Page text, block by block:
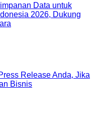
Data untuk
2026, Dukung
Release Anda, Jika
Bisnis